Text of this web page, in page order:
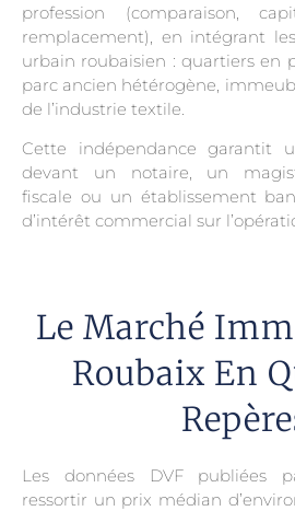
profession (comparaison,
remplacement), en intégrant
urbain roubaisien : quartiers en
parc ancien hétérogène,
de l’industrie textile.
Cette indépendance garantit
devant un notaire, un
fiscale ou un établissement
d’intérêt commercial sur
Le Marché
Roubaix En
Les données DVF publiées
ressortir un prix médian